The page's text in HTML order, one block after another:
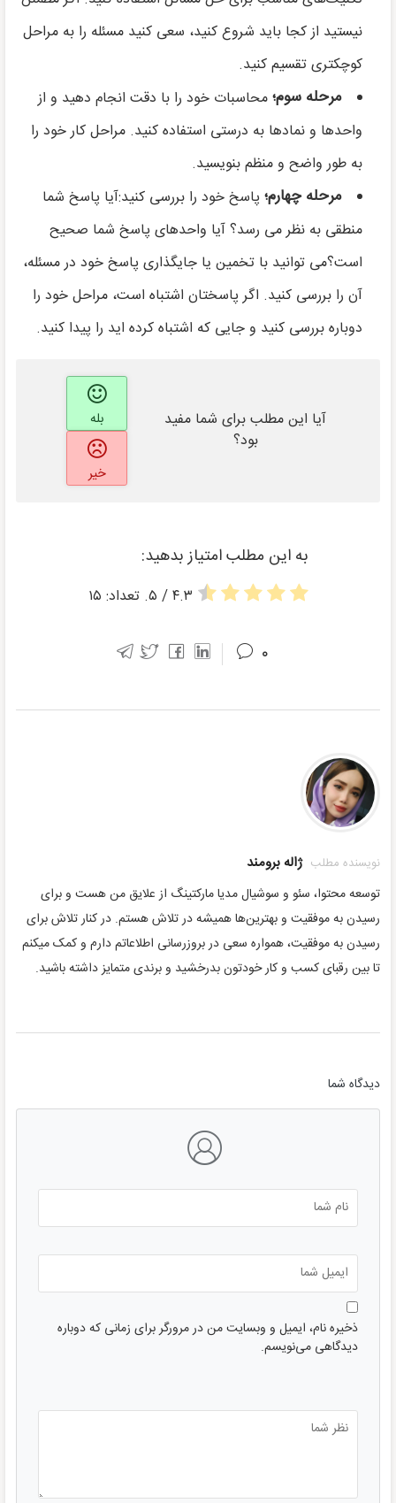
نیستید از کجا باید شروع کنید، سعی کنید مسئله را به مراحل
کوچکتری تقسیم کنید.
مرحله سوم؛محاسبات خود را با دقت انجام دهید و از
واحدها و نمادها به درستی استفاده کنید. مراحل کار خود را
به طور واضح و منظم بنویسید.
مرحله چهارم؛پاسخ خود را بررسی کنید:آیا پاسخ شما
منطقی به نظر می رسد؟ آیا واحدهای پاسخ شما صحیح
است؟می توانید با تخمین یا جایگذاری پاسخ خود در مسئله،
آن را بررسی کنید. اگر پاسختان اشتباه است، مراحل خود را
دوباره بررسی کنید و جایی که اشتباه کرده اید را پیدا کنید.
آیا این مطلب برای شما مفید
بود؟
بله
خیر
به این مطلب امتیاز بدهید:
۴.۳/ ۵. تعداد: ۱۵
۰
نویسنده مطلب ژاله برومند
توسعه محتوا، سئو و سوشیال مدیا مارکتینگ از علایق من هست و برای
رسیدن به موفقیت و بهترین‌ها همیشه در تلاش هستم. در کنار تلاش برای
رسیدن به موفقیت، همواره سعی در بروزرسانی اطلاعاتم دارم و کمک میکنم
تا بین رقبای کسب و کار خودتون بدرخشید و برندی متمایز داشته باشید.
دیدگاه شما
ذخیره نام، ایمیل و وبسایت من در مرورگر برای زمانی که دوباره
دیدگاهی می‌نویسم.